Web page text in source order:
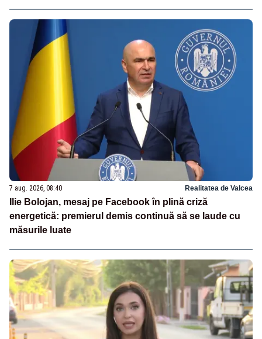
7 aug. 2026, 08:40 Realitatea de Valcea
Ilie Bolojan, mesaj pe Facebook în plină criză
energetică: premierul demis continuă să se laude cu
măsurile luate